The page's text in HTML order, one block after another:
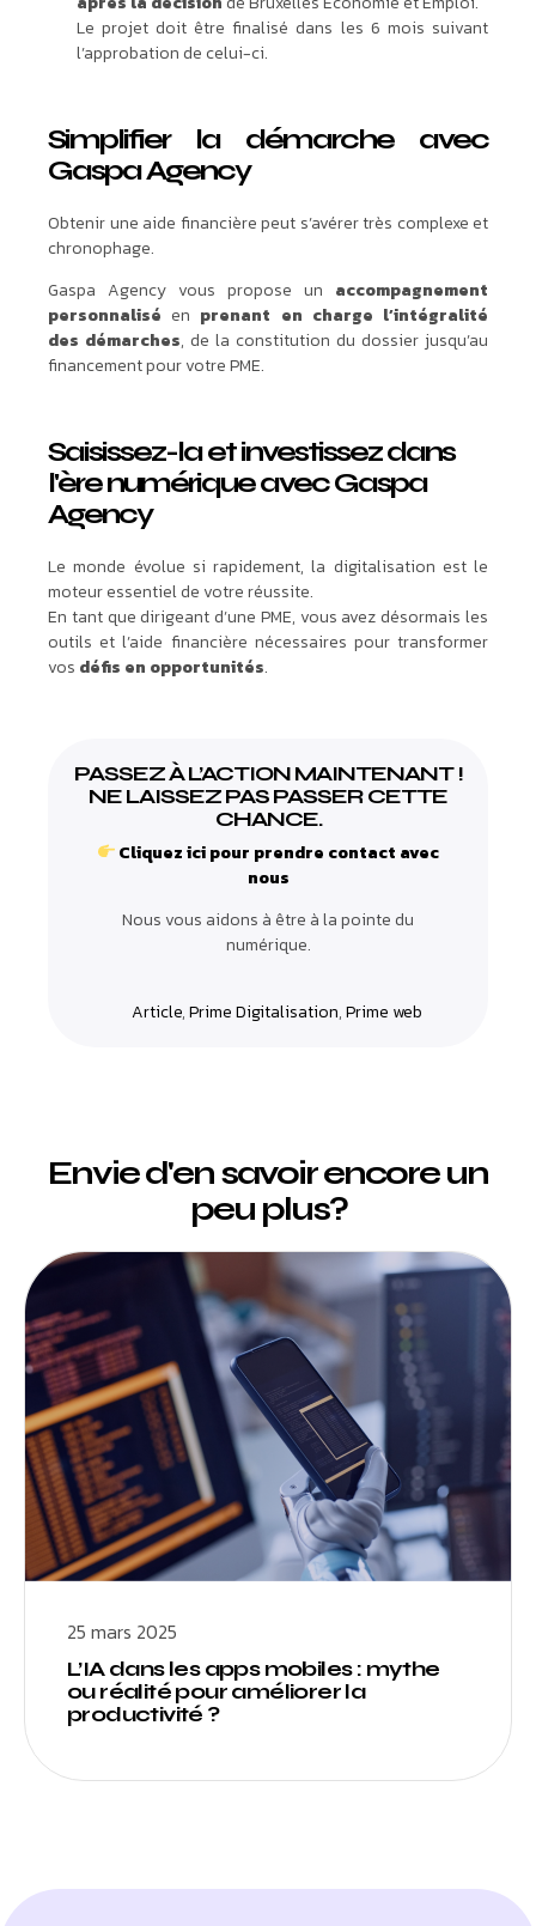
Le projet doit être finalisé dans les 6 mois suivant
l’approbation de celui-ci.
Simplifier la démarche avec
Gaspa Agency
Obtenir une aide financière peut s’avérer très complexe et
chronophage.
Gaspa Agency vous propose un accompagnement
personnalisé en prenant en charge l’intégralité
des démarches, de la constitution du dossier jusqu’au
financement pour votre PME.
Saisissez-la et investissez dans
l'ère numérique avec Gaspa
Agency
Le monde évolue si rapidement, la digitalisation est le
moteur essentiel de votre réussite.
En tant que dirigeant d’une PME, vous avez désormais les
outils et l’aide financière nécessaires pour transformer
vos défis en opportunités.
PASSEZ À L’ACTION MAINTENANT !
NE LAISSEZ PAS PASSER CETTE
CHANCE.
Cliquez ici pour prendre contact avec
nous
Nous vous aidons à être à la pointe du
numérique.
Article,Prime Digitalisation,Prime web
Envie d'en savoir encore un
peu plus?
25 mars 2025
L’IA dans les apps mobiles : mythe
ou réalité pour améliorer la
productivité ?